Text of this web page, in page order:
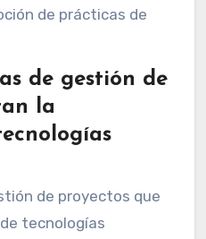
de prácticas de
de gestión de
la
de proyectos que
tecnologías